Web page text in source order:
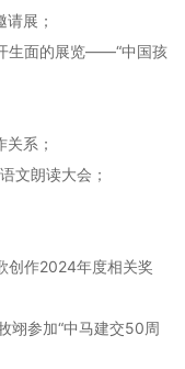
展；
生面的展览——“中国孩
系；
文朗读大会；
创作2024年度相关奖
翊参加“中马建交50周